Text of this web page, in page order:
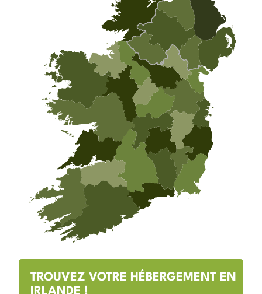
TROUVEZ VOTRE HÉBERGEMENT EN
IRLANDE !